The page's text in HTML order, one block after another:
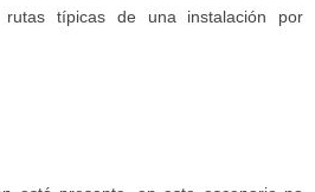
rutas típicas de una instalación por